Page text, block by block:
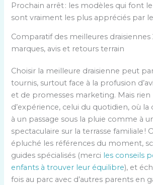
Prochain arrêt : les modèles qui font
sont vraiment les plus appréciés par
Comparatif des meilleures draisiennes
marques, avis et retours terrain
Choisir la meilleure draisienne peut
tournis, surtout face à la profusion
et de promesses marketing. Mais
d’expérience, celui du quotidien, où la
à un passage sous la pluie comme à
spectaculaire sur la terrasse familiale !
épluché les références du moment,
guides spécialisés (merci les conseils
enfants à trouver leur équilibre), et
fois au parc avec d’autres parents en